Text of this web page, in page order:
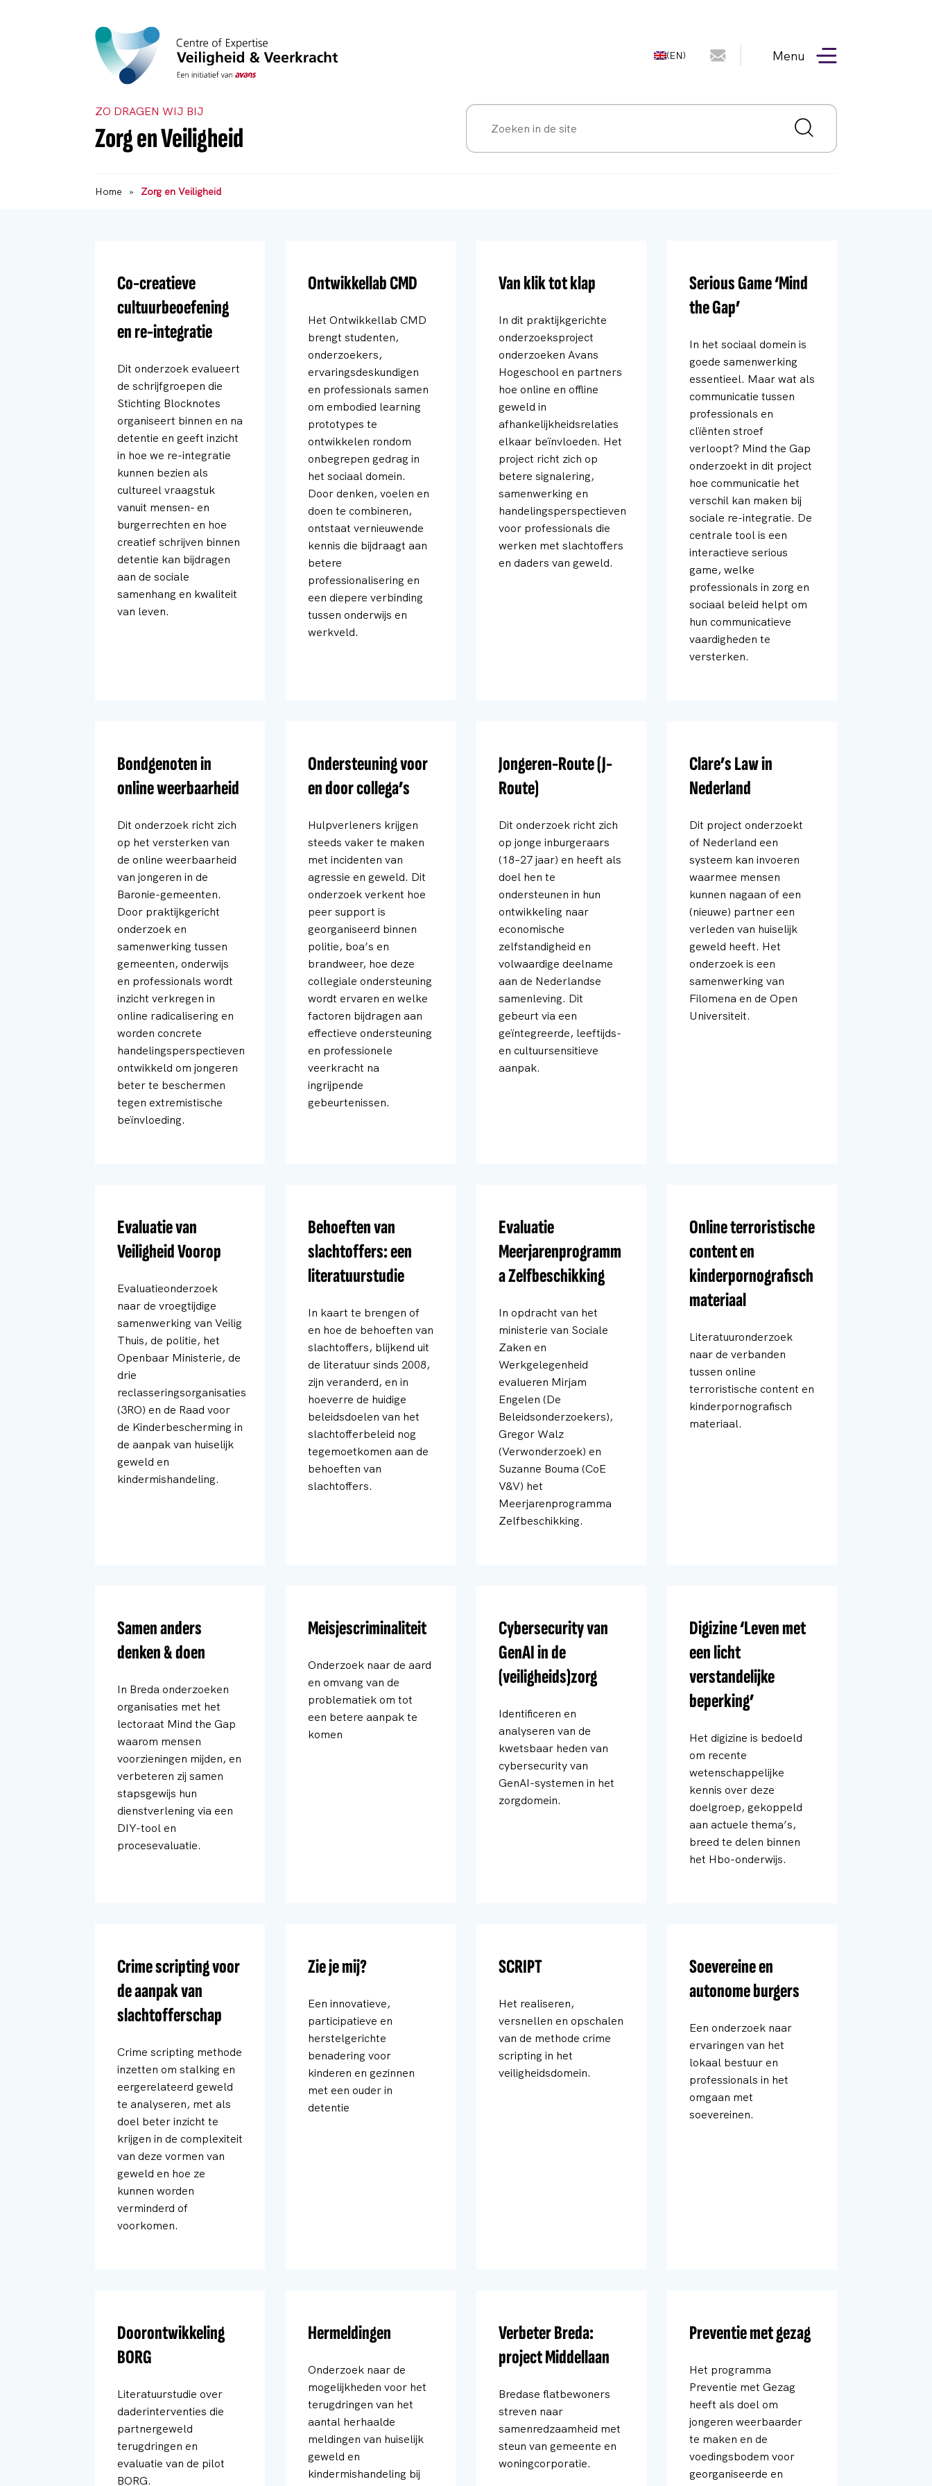
(EN) Menu
ZO DRAGEN WIJ BIJ
Zorg en Veiligheid
Home » Zorg en Veiligheid
Co-creatieve
cultuurbeoefening
en re-integratie
Dit onderzoek evalueert
de schrijfgroepen die
Stichting Blocknotes
organiseert binnen en na
detentie en geeft inzicht
in hoe we re-integratie
kunnen bezien als
cultureel vraagstuk
vanuit mensen- en
burgerrechten en hoe
creatief schrijven binnen
detentie kan bijdragen
aan de sociale
samenhang en kwaliteit
van leven.
Ontwikkellab CMD
Het Ontwikkellab CMD
brengt studenten,
onderzoekers,
ervaringsdeskundigen
en professionals samen
om embodied learning
prototypes te
ontwikkelen rondom
onbegrepen gedrag in
het sociaal domein.
Door denken, voelen en
doen te combineren,
ontstaat vernieuwende
kennis die bijdraagt aan
betere
professionalisering en
een diepere verbinding
tussen onderwijs en
werkveld.
Van klik tot klap
In dit praktijkgerichte
onderzoeksproject
onderzoeken Avans
Hogeschool en partners
hoe online en offline
geweld in
afhankelijkheidsrelaties
elkaar beïnvloeden. Het
project richt zich op
betere signalering,
samenwerking en
handelingsperspectieven
voor professionals die
werken met slachtoffers
en daders van geweld.
Serious Game ‘Mind
the Gap’
In het sociaal domein is
goede samenwerking
essentieel. Maar wat als
communicatie tussen
professionals en
clïënten stroef
verloopt? Mind the Gap
onderzoekt in dit project
hoe communicatie het
verschil kan maken bij
sociale re-integratie. De
centrale tool is een
interactieve serious
game, welke
professionals in zorg en
sociaal beleid helpt om
hun communicatieve
vaardigheden te
versterken.
Bondgenoten in
online weerbaarheid
Dit onderzoek richt zich
op het versterken van
de online weerbaarheid
van jongeren in de
Baronie-gemeenten.
Door praktijkgericht
onderzoek en
samenwerking tussen
gemeenten, onderwijs
en professionals wordt
inzicht verkregen in
online radicalisering en
worden concrete
handelingsperspectieven
ontwikkeld om jongeren
beter te beschermen
tegen extremistische
beïnvloeding.
Ondersteuning voor
en door collega’s
Hulpverleners krijgen
steeds vaker te maken
met incidenten van
agressie en geweld. Dit
onderzoek verkent hoe
peer support is
georganiseerd binnen
politie, boa’s en
brandweer, hoe deze
collegiale ondersteuning
wordt ervaren en welke
factoren bijdragen aan
effectieve ondersteuning
en professionele
veerkracht na
ingrijpende
gebeurtenissen.
Jongeren-Route (J-
Route)
Dit onderzoek richt zich
op jonge inburgeraars
(18–27 jaar) en heeft als
doel hen te
ondersteunen in hun
ontwikkeling naar
economische
zelfstandigheid en
volwaardige deelname
aan de Nederlandse
samenleving. Dit
gebeurt via een
geïntegreerde, leeftijds-
en cultuursensitieve
aanpak.
Clare’s Law in
Nederland
Dit project onderzoekt
of Nederland een
systeem kan invoeren
waarmee mensen
kunnen nagaan of een
(nieuwe) partner een
verleden van huiselijk
geweld heeft. Het
onderzoek is een
samenwerking van
Filomena en de Open
Universiteit.
Evaluatie van
Veiligheid Voorop
Evaluatieonderzoek
naar de vroegtijdige
samenwerking van Veilig
Thuis, de politie, het
Openbaar Ministerie, de
drie
reclasseringsorganisaties
(3RO) en de Raad voor
de Kinderbescherming in
de aanpak van huiselijk
geweld en
kindermishandeling.
Behoeften van
slachtoffers: een
literatuurstudie
In kaart te brengen of
en hoe de behoeften van
slachtoffers, blijkend uit
de literatuur sinds 2008,
zijn veranderd, en in
hoeverre de huidige
beleidsdoelen van het
slachtofferbeleid nog
tegemoetkomen aan de
behoeften van
slachtoffers.
Evaluatie
Meerjarenprogramm
a Zelfbeschikking
In opdracht van het
ministerie van Sociale
Zaken en
Werkgelegenheid
evalueren Mirjam
Engelen (De
Beleidsonderzoekers),
Gregor Walz
(Verwonderzoek) en
Suzanne Bouma (CoE
V&V) het
Meerjarenprogramma
Zelfbeschikking.
Online terroristische
content en
kinderpornografisch
materiaal
Literatuuronderzoek
naar de verbanden
tussen online
terroristische content en
kinderpornografisch
materiaal.
Samen anders
denken & doen
In Breda onderzoeken
organisaties met het
lectoraat Mind the Gap
waarom mensen
voorzieningen mijden, en
verbeteren zij samen
stapsgewijs hun
dienstverlening via een
DIY-tool en
procesevaluatie.
Meisjescriminaliteit
Onderzoek naar de aard
en omvang van de
problematiek om tot
een betere aanpak te
komen
Cybersecurity van
GenAI in de
(veiligheids)zorg
Identificeren en
analyseren van de
kwetsbaar heden van
cybersecurity van
GenAI-systemen in het
zorgdomein.
Digizine ‘Leven met
een licht
verstandelijke
beperking’
Het digizine is bedoeld
om recente
wetenschappelijke
kennis over deze
doelgroep, gekoppeld
aan actuele thema’s,
breed te delen binnen
het Hbo-onderwijs.
Crime scripting voor
de aanpak van
slachtofferschap
Crime scripting methode
inzetten om stalking en
eergerelateerd geweld
te analyseren, met als
doel beter inzicht te
krijgen in de complexiteit
van deze vormen van
geweld en hoe ze
kunnen worden
verminderd of
voorkomen.
Zie je mij?
Een innovatieve,
participatieve en
herstelgerichte
benadering voor
kinderen en gezinnen
met een ouder in
detentie
SCRIPT
Het realiseren,
versnellen en opschalen
van de methode crime
scripting in het
veiligheidsdomein.
Soevereine en
autonome burgers
Een onderzoek naar
ervaringen van het
lokaal bestuur en
professionals in het
omgaan met
soevereinen.
Doorontwikkeling
BORG
Literatuurstudie over
daderinterventies die
partnergeweld
terugdringen en
evaluatie van de pilot
BORG.
Hermeldingen
Onderzoek naar de
mogelijkheden voor het
terugdringen van het
aantal herhaalde
meldingen van huiselijk
geweld en
kindermishandeling bij
Verbeter Breda:
project Middellaan
Bredase flatbewoners
streven naar
samenredzaamheid met
steun van gemeente en
woningcorporatie.
Preventie met gezag
Het programma
Preventie met Gezag
heeft als doel om
jongeren weerbaarder
te maken en de
voedingsbodem voor
georganiseerde en